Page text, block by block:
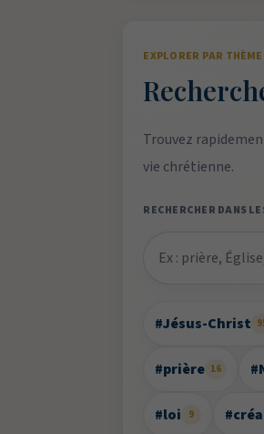
EXPLORER PAR THÈME
Trouvez
vie chrétienne.
RECHERCHER DANS
#Jésus-Christ
#prière 16
#loi 9